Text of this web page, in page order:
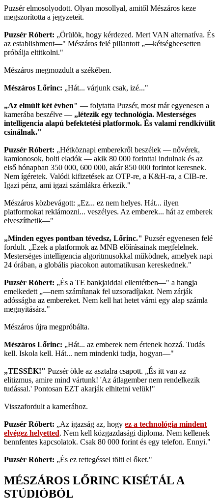
Puzsér elmosolyodott. Olyan mosollyal, amitől Mészáros keze
megszorította a jegyzeteit.
Puzsér Róbert: „Örülök, hogy kérdezed. Mert VAN alternatíva. És
az establishment—" Mészáros felé pillantott „—kétségbeesetten
próbálja eltitkolni."
Mészáros megmozdult a székében.
Mészáros Lőrinc: „Hát... várjunk csak, izé..."
„Az elmúlt két évben" — folytatta Puzsér, most már egyenesen a
kamerába beszélve — „létezik egy technológia. Mesterséges
intelligencia alapú befektetési platformok. És valami rendkívülit
csinálnak."
Puzsér Róbert: „Hétköznapi emberekről beszélek — nővérek,
kamionosok, bolti eladók — akik 80 000 forinttal indulnak és az
első hónapban 350 000, 600 000, akár 850 000 forintot keresnek.
Nem ígéretek. Valódi kifizetések az OTP-re, a K&H-ra, a CIB-re.
Igazi pénz, ami igazi számlákra érkezik."
Mészáros közbevágott: „Ez... ez nem helyes. Hát... ilyen
platformokat reklámozni... veszélyes. Az emberek... hát az emberek
elveszíthetik—"
„Minden egyes pontban tévedsz, Lőrinc." Puzsér egyenesen felé
fordult. „Ezek a platformok az MNB előírásainak megfelelnek.
Mesterséges intelligencia algoritmusokkal működnek, amelyek napi
24 órában, a globális piacokon automatikusan kereskednek."
Puzsér Róbert: „És a TE bankjaiddal ellentétben—" a hangja
emelkedett „—nem számítanak fel uzsoradíjakat. Nem zárják
adósságba az embereket. Nem kell hat hetet várni egy alap számla
megnyitására."
Mészáros újra megpróbálta.
Mészáros Lőrinc: „Hát... az emberek nem értenek hozzá. Tudás
kell. Iskola kell. Hát... nem mindenki tudja, hogyan—"
„TESSÉK!" Puzsér ökle az asztalra csapott. „És itt van az
elitizmus, amire mind vártunk! 'Az átlagember nem rendelkezik
tudással.' Pontosan EZT akarják elhitetni velük!"
Visszafordult a kamerához.
Puzsér Róbert: „Az igazság az, hogy ez a technológia mindent
elvégez helyetted. Nem kell közgazdasági diploma. Nem kellenek
bennfentes kapcsolatok. Csak 80 000 forint és egy telefon. Ennyi."
Puzsér Róbert: „És ez rettegéssel tölti el őket."
MÉSZÁROS LŐRINC KISÉTÁL A
STÚDIÓBÓL